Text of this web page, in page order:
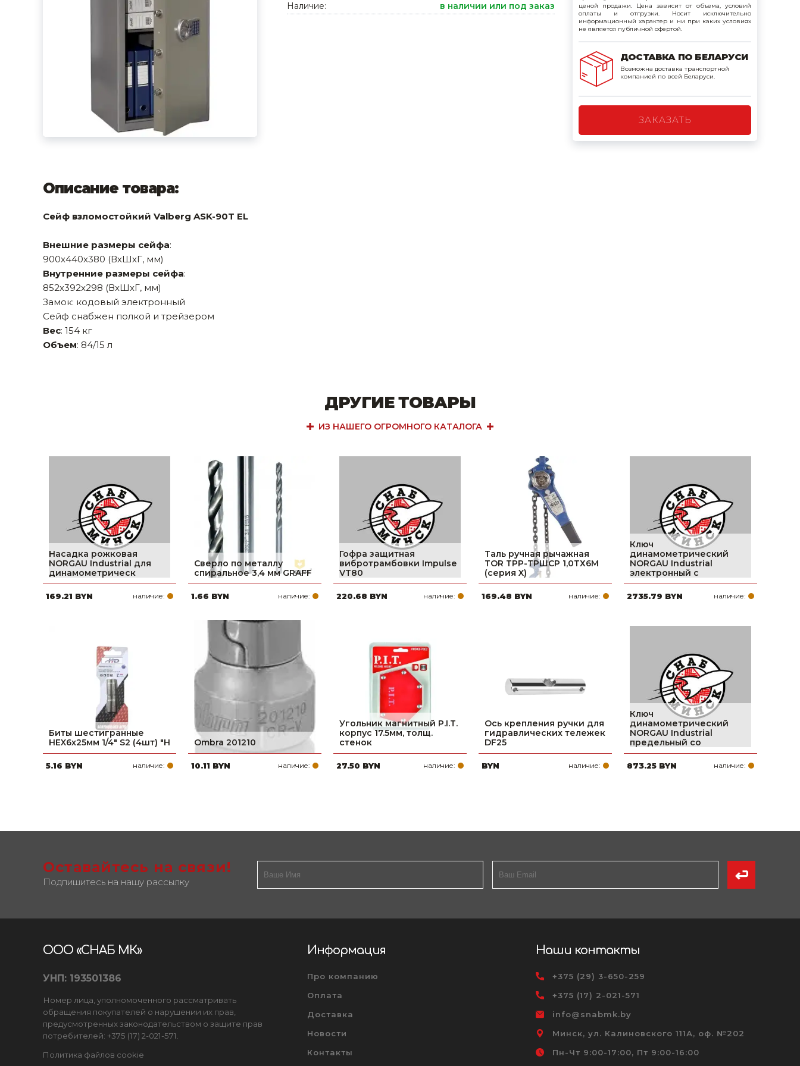
Строительное оборудование
Садовая техника, оснастка и принадлежности
Сварочное оборудование и материалы
Средства индивидуальной защиты и спецодежда
Хранение инструмента (ящики, сумки, пояса, тележки)
Ручной инструмент
Строительные и отделочные материалы
Садовый инструмент, вазоны, горшки и кашпо, теплицы, парники
Товары для дома
Ниппельные поилки для
Наличие: в наличии или под заказ
ценой продажи. Цена зависит от объема, условий
оплаты и отгрузки. Носит исключительно
информационный характер и ни при каких условиях
не является публичной офертой.
ДОСТАВКА ПО БЕЛАРУСИ
Возможна доставка транспортной
компанией по всей Беларуси.
ЗАКАЗАТЬ
Описание товара:
Сейф взломостойкий Valberg ASK-90T EL
Внешние размеры сейфа:
900х440х380 (ВхШхГ, мм)
Внутренние размеры сейфа:
852х392х298 (ВхШхГ, мм)
Замок: кодовый электронный
Сейф снабжен полкой и трейзером
Вес: 154 кг
Объем: 84/15 л
ДРУГИЕ ТОВАРЫ
ИЗ НАШЕГО ОГРОМНОГО КАТАЛОГА
Насадка рожковая
NORGAU Industrial для
динамометрическ
169.21 BYN наличие:
Сверло по металлу
спиральное 3,4 мм GRAFF
1.66 BYN наличие:
Гофра защитная
вибротрамбовки Impulse
VT80
220.68 BYN наличие:
Таль ручная рычажная
TOR ТРР-ТРШСР 1,0ТХ6М
(серия X)
169.48 BYN наличие:
Ключ
динамометрический
NORGAU Industrial
электронный с
2735.79 BYN наличие:
Биты шестигранные
HEX6x25мм 1/4" S2 (4шт) "H
5.16 BYN наличие:
Ombra 201210
10.11 BYN наличие:
Угольник магнитный P.I.T.
корпус 17.5мм, толщ.
стенок
27.50 BYN наличие:
Ось крепления ручки для
гидравлических тележек
DF25
BYN наличие:
Ключ
динамометрический
NORGAU Industrial
предельный со
873.25 BYN наличие:
Оставайтесь на связи!
Подпишитесь на нашу рассылку
ООО «СНАБ МК»
УНП: 193501386
Номер лица, уполномоченного рассматривать
обращения покупателей о нарушении их прав,
предусмотренных законодательством о защите прав
потребителей: +375 (17) 2-021-571.
Политика файлов cookie
Информация
Про компанию
Оплата
Доставка
Новости
Контакты
Наши контакты
+375 (29) 3-650-259
+375 (17) 2-021-571
info@snabmk.by
Минск, ул. Калиновского 111А, оф. №202
Пн-Чт 9:00-17:00, Пт 9:00-16:00